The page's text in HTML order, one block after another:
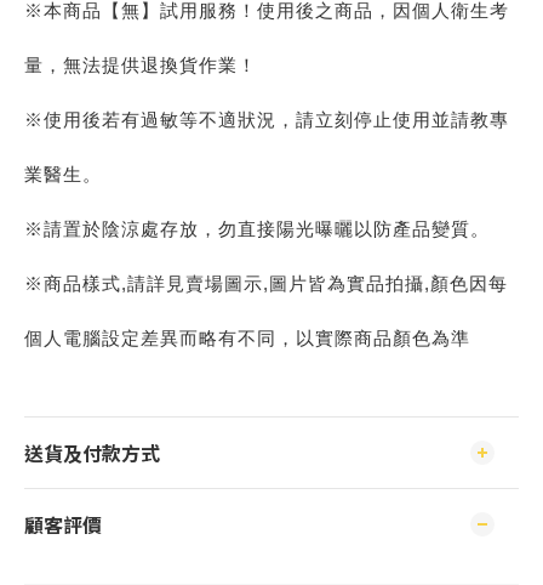
※本商品【無】試用服務！使用後之商品，因個人衛生考
量，無法提供退換貨作業！
※使用後若有過敏等不適狀況，請立刻停止使用並請教專
業醫生。
※請置於陰涼處存放，勿直接陽光曝曬以防產品變質。
※商品樣式,請詳見賣場圖示,圖片皆為實品拍攝,顏色因每
個人電腦設定差異而略有不同，以實際商品顏色為準
送貨及付款方式
顧客評價